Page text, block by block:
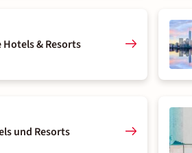
Hotels & Resorts
und Resorts